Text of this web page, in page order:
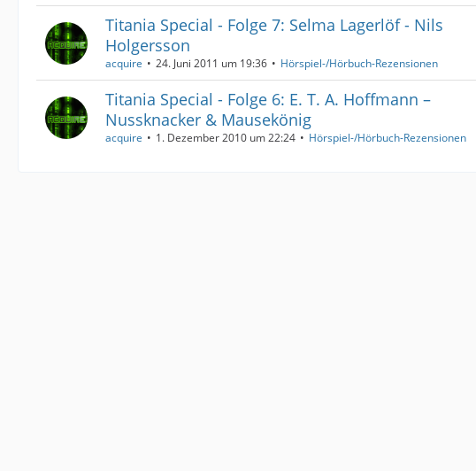
Titania Special - Folge 7: Selma Lagerlöf - Nils
Holgersson
acquire 24. Juni 2011 um 19:36 Hörspiel-/Hörbuch-Rezensionen
Titania Special - Folge 6: E. T. A. Hoffmann –
Nussknacker & Mausekönig
acquire 1. Dezember 2010 um 22:24 Hörspiel-/Hörbuch-Rezensionen